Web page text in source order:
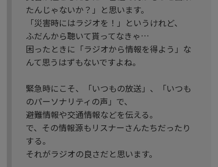
たんじゃないか？」と思います。
「災害時にはラジオを！」というけれど、
ふだんから聴いて貰ってなきゃ…
困ったときに「ラジオから情報を得よう」な
んて思うはずもないですよね。
緊急時にこそ、「いつもの放送」、「いつも
のパーソナリティの声」で、
避難情報や交通情報などを伝える。
で、その情報源もリスナーさんたちだったり
する。
それがラジオの良さだと思います。